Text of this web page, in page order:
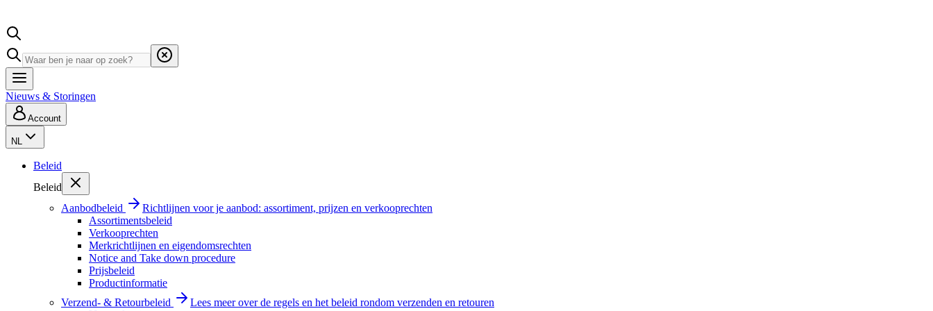
Nieuws & Storingen
Account
NL
Beleid
Beleid
Aanbodbeleid
Richtlijnen voor je aanbod: assortiment, prijzen en verkooprechten
Assortimentsbeleid
Verkooprechten
Merkrichtlijnen en eigendomsrechten
Notice and Take down procedure
Prijsbeleid
Productinformatie
Verzend- & Retourbeleid
Lees meer over de regels en het beleid rondom verzenden en retouren